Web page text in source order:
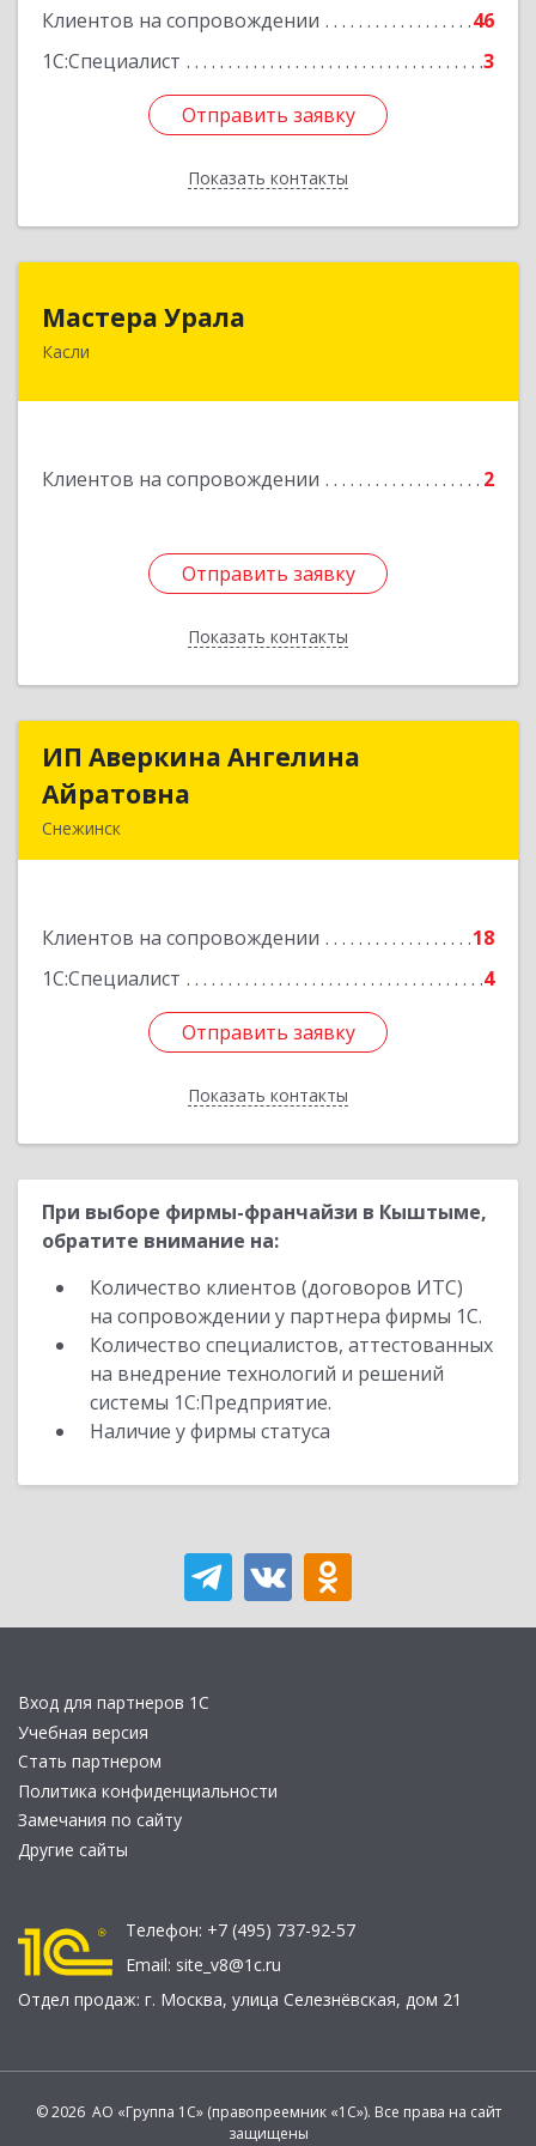
Клиентов на сопровождении
46
1С:Специалист
3
Отправить заявку
Показать контакты
Отправить заявку
Назад
Мастера Урала
Касли
Клиентов на сопровождении 2
Отправить заявку
Показать контакты
456830, Челябинская обл., г. Касли, ул. Карла
Отправить заявку
Назад
ИП Аверкина Ангелина
Айратовна
Снежинск
Клиентов на сопровождении
18
1С:Специалист
4
Отправить заявку
Показать контакты
ИП Аверкина Ангелина
Подробнее
Отправить заявку
Назад
При выборе фирмы-франчайзи в Кыштыме,
обратите внимание на:
Количество клиентов (договоров ИТС)
на сопровождении у партнера фирмы 1С.
Количество специалистов, аттестованных
на внедрение технологий и решений
системы 1С:Предприятие.
Наличие у фирмы статуса
Вход для партнеров 1С
Учебная версия
Стать партнером
Политика конфиденциальности
Замечания по сайту
Другие сайты
Телефон: +7 (495) 737-92-57
Email: site_v8@1c.ru
Отдел продаж: г. Москва, улица Селезнёвская, дом 21
© 2026 АО «Группа 1С» (правопреемник «1С»). Все права на сайт
защищены